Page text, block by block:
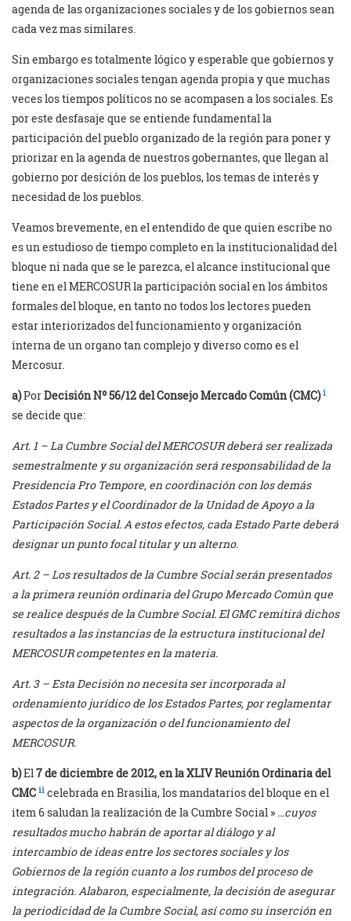
agenda de las organizaciones sociales y de los gobiernos sean
cada vez mas similares.
Sin embargo es totalmente lógico y esperable que gobiernos y
organizaciones sociales tengan agenda propia y que muchas
veces los tiempos políticos no se acompasen a los sociales. Es
por este desfasaje que se entiende fundamental la
participación del pueblo organizado de la región para poner y
priorizar en la agenda de nuestros gobernantes, que llegan al
gobierno por desición de los pueblos, los temas de interés y
necesidad de los pueblos.
Veamos brevemente, en el entendido de que quien escribe no
es un estudioso de tiempo completo en la institucionalidad del
bloque ni nada que se le parezca, el alcance institucional que
tiene en el MERCOSUR la participación social en los ámbitos
formales del bloque, en tanto no todos los lectores pueden
estar interiorizados del funcionamiento y organización
interna de un organo tan complejo y diverso como es el
Mercosur.
a)PorDecisión Nº 56/12 del Consejo Mercado Común (CMC)i
se decide que:
Art. 1 – La Cumbre Social del MERCOSUR deberá ser realizada
semestralmente y su organización será responsabilidad de la
Presidencia Pro Tempore, en coordinación con los demás
Estados Partes y el Coordinador de la Unidad de Apoyo a la
Participación Social. A estos efectos, cada Estado Parte deberá
designar un punto focal titular y un alterno.
Art. 2 – Los resultados de la Cumbre Social serán presentados
a la primera reunión ordinaria del Grupo Mercado Común que
se realice después de la Cumbre Social. El GMC remitirá dichos
resultados a las instancias de la estructura institucional del
MERCOSUR competentes en la materia.
Art. 3 – Esta Decisión no necesita ser incorporada al
ordenamiento jurídico de los Estados Partes, por reglamentar
aspectos de la organización o del funcionamiento del
MERCOSUR.
b)El7 de diciembre de 2012, en la XLIV Reunión Ordinaria del
CMC ii celebrada en Brasilia, los mandatarios del bloque en el
item 6 saludan la realización de la Cumbre Social » …cuyos
resultados mucho habrán de aportar al diálogo y al
intercambio de ideas entre los sectores sociales y los
Gobiernos de la región cuanto a los rumbos del proceso de
integración. Alabaron, especialmente, la decisión de asegurar
la periodicidad de la Cumbre Social, así como su inserción en